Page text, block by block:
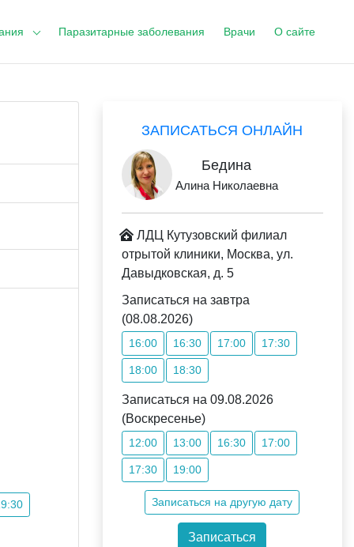
Паразитарные заболевания Врачи О сайте
ЗАПИСАТЬСЯ ОНЛАЙН
Бедина
Алина Николаевна
ЛДЦ Кутузовский филиал
отрытой клиники, Москва, ул.
Давыдковская, д. 5
Записаться на завтра
(08.08.2026)
16:00 16:30 17:00 17:30
18:00 18:30
Записаться на 09.08.2026
(Воскресенье)
12:00 13:00 16:30 17:00
17:30 19:00
Записаться на другую дату
Записаться